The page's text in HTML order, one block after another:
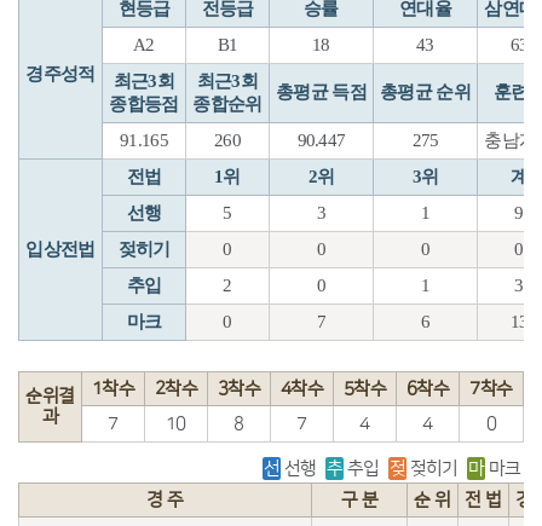
경주성적
현등급 전등급 승률 연대율
삼연대
A2
B1 18 43
63
최근3회
종합등점
최근3회
종합순위
총평균 득점 총평균 순위 훈련
91.165 260 90.447 275 충남계
입상전법
전법 1위 2위 3위
계
선행
5 3 1
9
젖히기
0 0 0
0
추입
2 0 1
3
마크
0 7 6 13
순위결
과
1착수 2착수 3착수 4착수 5착수 6착수
7착수
7
10 8 7 4 4 0
선 선행 추 추입 젖 젖히기 마 마크
경 주
구 분 순 위 전 법
경